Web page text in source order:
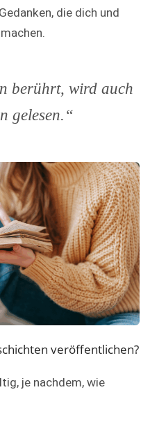
die dich und
berührt, wird auch
gelesen.“
veröffentlichen?
je nachdem, wie